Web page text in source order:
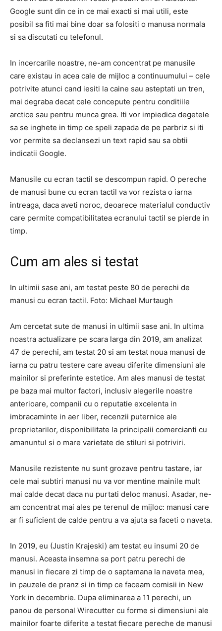
Google sunt din ce in ce mai exacti si mai utili, este
posibil sa fiti mai bine doar sa folositi o manusa normala
si sa discutati cu telefonul.
In incercarile noastre, ne-am concentrat pe manusile
care existau in acea cale de mijloc a continuumului – cele
potrivite atunci cand iesiti la caine sau asteptati un tren,
mai degraba decat cele concepute pentru conditiile
arctice sau pentru munca grea. Iti vor impiedica degetele
sa se inghete in timp ce speli zapada de pe parbriz si iti
vor permite sa declansezi un text rapid sau sa obtii
indicatii Google.
Manusile cu ecran tactil se descompun rapid. O pereche
de manusi bune cu ecran tactil va vor rezista o iarna
intreaga, daca aveti noroc, deoarece materialul conductiv
care permite compatibilitatea ecranului tactil se pierde in
timp.
Cum am ales si testat
In ultimii sase ani, am testat peste 80 de perechi de
manusi cu ecran tactil. Foto: Michael Murtaugh
Am cercetat sute de manusi in ultimii sase ani. In ultima
noastra actualizare pe scara larga din 2019, am analizat
47 de perechi, am testat 20 si am testat noua manusi de
iarna cu patru testere care aveau diferite dimensiuni ale
mainilor si preferinte estetice. Am ales manusi de testat
pe baza mai multor factori, inclusiv alegerile noastre
anterioare, companii cu o reputatie excelenta in
imbracaminte in aer liber, recenzii puternice ale
proprietarilor, disponibilitate la principalii comercianti cu
amanuntul si o mare varietate de stiluri si potriviri.
Manusile rezistente nu sunt grozave pentru tastare, iar
cele mai subtiri manusi nu va vor mentine mainile mult
mai calde decat daca nu purtati deloc manusi. Asadar, ne-
am concentrat mai ales pe terenul de mijloc: manusi care
ar fi suficient de calde pentru a va ajuta sa faceti o naveta.
In 2019, eu (Justin Krajeski) am testat eu insumi 20 de
manusi. Aceasta insemna sa port patru perechi de
manusi in fiecare zi timp de o saptamana la naveta mea,
in pauzele de pranz si in timp ce faceam comisii in New
York in decembrie. Dupa eliminarea a 11 perechi, un
panou de personal Wirecutter cu forme si dimensiuni ale
mainilor foarte diferite a testat fiecare pereche de manusi